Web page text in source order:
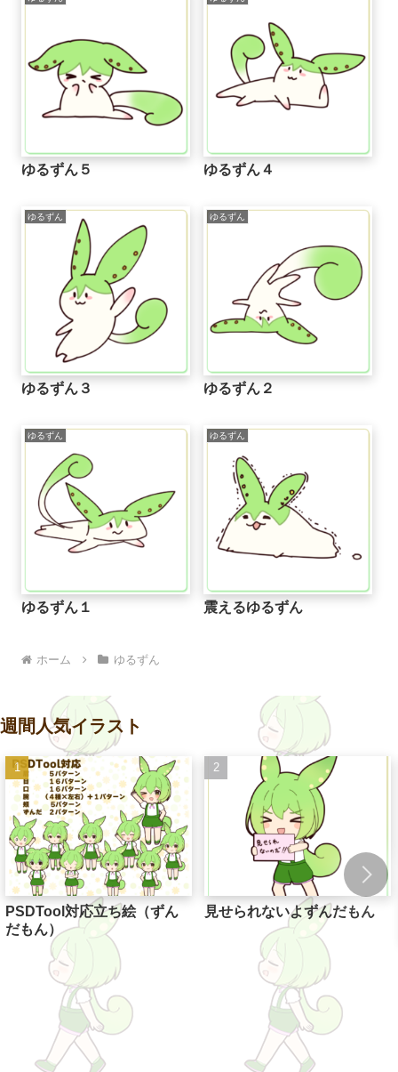
ゆるずん５ ゆるずん４
ゆるずん
ゆるずん３
ゆるずん
ゆるずん２
ゆるずん
ゆるずん１
ゆるずん
震えるゆるずん
ホーム ゆるずん
週間人気イラスト
PSDTool対応立ち絵（ずん
だもん）
見せられないよずんだもん